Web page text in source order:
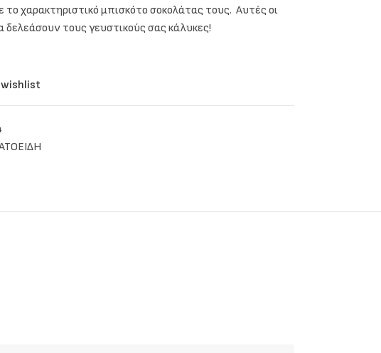
χαρακτηριστικό μπισκότο σοκολάτας τους. Αυτές οι
δελεάσουν τους γευστικούς σας κάλυκες!